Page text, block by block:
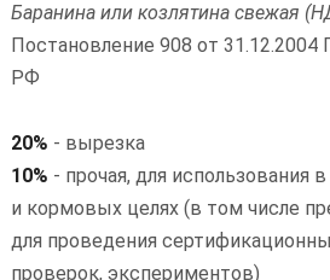
Баранина или козлятина свежая
Постановление 908 от 31.12.2004
РФ
20% - вырезка
10% - прочая, для использования
и кормовых целях (в том числе
для проведения
проверок, экспериментов)